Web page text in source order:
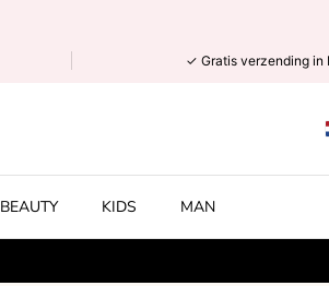
✓ Gratis verzending in
BEAUTY KIDS MAN